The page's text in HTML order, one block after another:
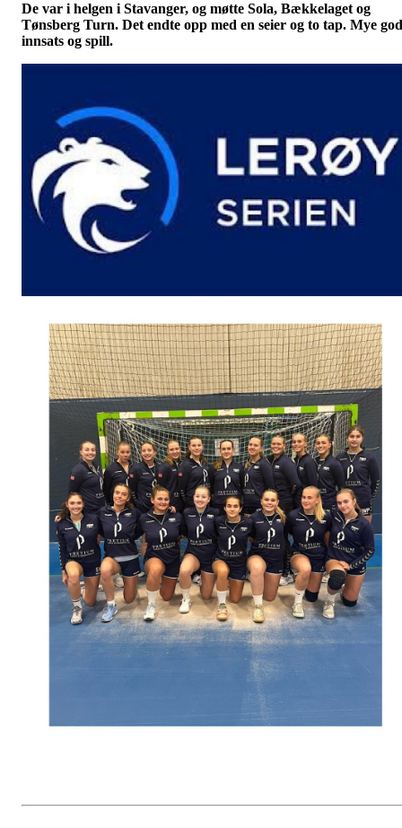
De var i helgen i Stavanger, og møtte Sola, Bækkelaget og
Tønsberg Turn. Det endte opp med en seier og to tap. Mye god
innsats og spill.